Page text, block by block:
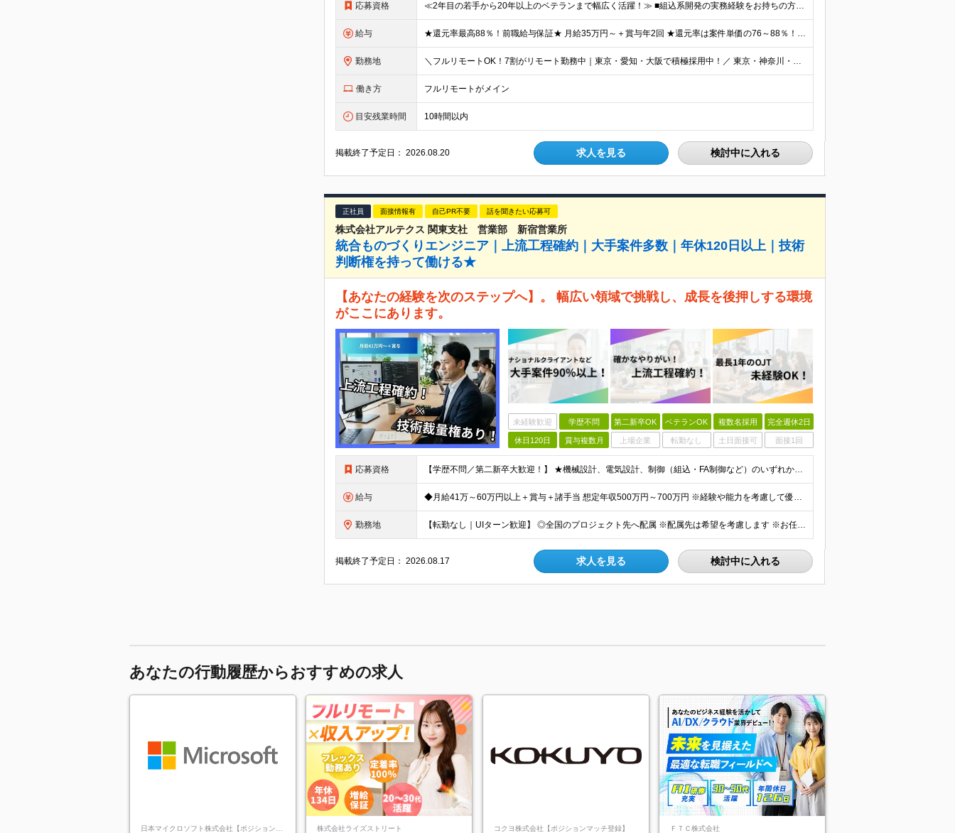
応募資格 ≪2年目の若手から20年以上のベテランまで幅広く活躍！≫ ■組込系開発の実務経験をお持ちの方(フェーズや言語、リーダー経験などは一切不問) ■学歴不問 ＼下記経験をお持ちの方は優遇します／ ●C言語
給与 ★還元率最高88％！前職給与保証★ 月給35万円～＋賞与年2回 ★還元率は案件単価の76～88％！ ★入社祝い金10～30万円！住宅・在宅・家族など手当充実！ ◎経験・スキルなどを考慮し、優遇し
勤務地 ＼フルリモートOK！7割がリモート勤務中｜東京・愛知・大阪で積極採用中！／ 東京・神奈川・千葉・埼玉、大阪・京都・兵庫・滋賀、愛知などのプロジェクト先、または在宅勤務 ★転勤なし ★希望するエリアで
働き方 フルリモートがメイン
目安残業時間 10時間以内
掲載終了予定日：2026.08.20 求人を見る 検討中に入れる
正社員 面接情報有 自己PR不要 話を聞きたい応募可
株式会社アルテクス 関東支社 営業部 新宿営業所
統合ものづくりエンジニア｜上流工程確約｜大手案件多数｜年休120日以上｜技術
判断権を持って働ける★
【あなたの経験を次のステップへ】。 幅広い領域で挑戦し、成長を後押しする環境
がここにあります。
未経験歓迎 学歴不問 第二新卒OK ベテランOK 複数名採用 完全週休2日
休日120日 賞与複数月 上場企業 転勤なし 土日面接可 面接1回
応募資格 【学歴不問／第二新卒大歓迎！】 ★機械設計、電気設計、制御（組込・FA制御など）のいずれかに関する一連の工程経験をお持ちの方（実務年数やブランクは問いません） 〜「完全にマネジメントができる方」だけ
給与 ◆月給41万～60万円以上＋賞与＋諸手当 想定年収500万円～700万円 ※経験や能力を考慮して優遇します ※残業代は別途全額支給します ※試用期間3ヶ月（期間中も待遇・条件に差異はございません）
勤務地 【転勤なし｜UIターン歓迎】 ◎全国のプロジェクト先へ配属 ※配属先は希望を考慮します ※お任せする業務の状況により転居を伴う就業の可能性はありますが、その際は希望を考慮します ◆本社 福岡県
掲載終了予定日：2026.08.17 求人を見る 検討中に入れる
あなたの行動履歴からおすすめの求人
株式会社ライズストリート コクヨ株式会社【ポジションマッチ登録】 ＦＴＣ株式会社